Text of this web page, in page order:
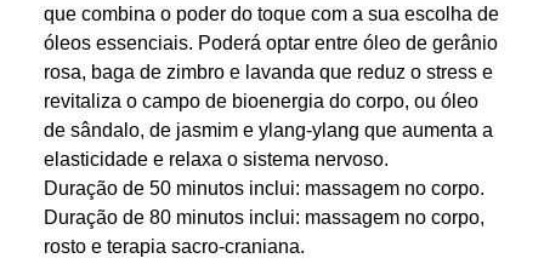
que combina o poder do toque com a sua escolha de
óleos essenciais. Poderá optar entre óleo de gerânio
rosa, baga de zimbro e lavanda que reduz o stress e
revitaliza o campo de bioenergia do corpo, ou óleo
de sândalo, de jasmim e ylang-ylang que aumenta a
elasticidade e relaxa o sistema nervoso.
Duração de 50 minutos inclui: massagem no corpo.
Duração de 80 minutos inclui: massagem no corpo,
rosto e terapia sacro-craniana.